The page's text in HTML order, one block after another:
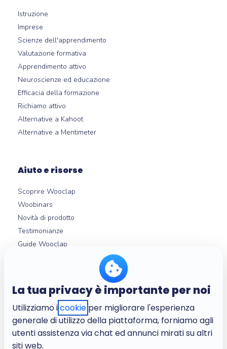
La tua privacy è importante per noi
Utilizziamo icookie per migliorare l'esperienza
generale di utilizzo della piattaforma, forniamo agli
utenti assistenza via chat ed annunci mirati su altri
siti web.
Istruzione
Imprese
Scienze dell'apprendimento
Valutazione formativa
Apprendimento attivo
Neuroscienze ed educazione
Efficacia della formazione
Richiamo attivo
Alternative a Kahoot
Alternative a Mentimeter
Aiuto e risorse
Scoprire Wooclap
Woobinars
Novità di prodotto
Testimonianze
Guide Wooclap
Chi siamo
L'azienda
Lavora con noi